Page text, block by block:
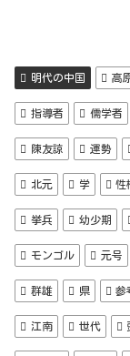
明代の中国 高
指導者 儒学者
陳友諒 運勢
北元 学 性
挙兵 幼少期
モンゴル 元号
群雄 県 参
江南 世代